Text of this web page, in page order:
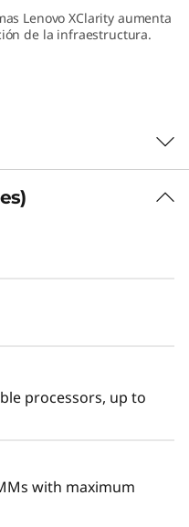
Lenovo XClarity aumenta
de la infraestructura.
computación
Xeon® Scalable
se precisa para
unidades NVMe y
acelerar los
de IA mediante la
SR780a V3 le
computación sin
processors, up to
with maximum